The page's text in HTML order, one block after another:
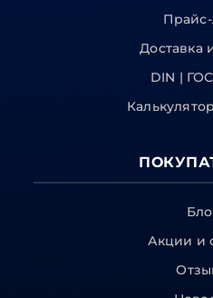
Доставка
DIN |
Акции и